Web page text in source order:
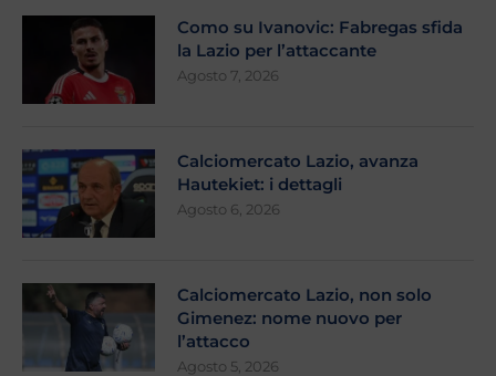
Como su Ivanovic: Fabregas sfida
la Lazio per l’attaccante
Agosto 7, 2026
Calciomercato Lazio, avanza
Hautekiet: i dettagli
Agosto 6, 2026
Calciomercato Lazio, non solo
Gimenez: nome nuovo per
l’attacco
Agosto 5, 2026